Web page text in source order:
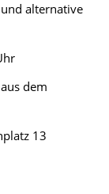
alternative
dem
13